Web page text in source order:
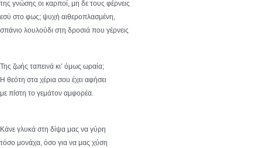
της γνώσης οι καρποί, μη δε τους φέρνεις
εσύ στο φως; ψυχή αιθεροπλασμένη,
σπάνιο λουλούδι στη δροσιά που γέρνεις
Της ζωής ταπεινά κι’ όμως ωραία;
Η θεότη στα χέρια σου έχει αφήσει
με πίστη το γεμάτον αμφορέα.
Κάνε γλυκά στη δίψα μας να γύρη
τόσο μονάχα, όσο για να μας χύση